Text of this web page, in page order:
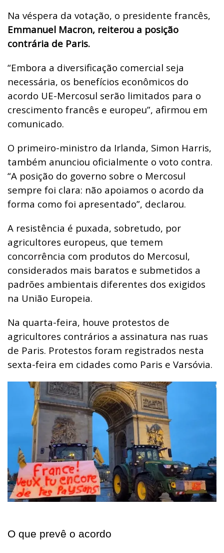
Na véspera da votação, o presidente francês,
Emmanuel Macron, reiterou a posição
contrária de Paris.
“Embora a diversificação comercial seja
necessária, os benefícios econômicos do
acordo UE-Mercosul serão limitados para o
crescimento francês e europeu”, afirmou em
comunicado.
O primeiro-ministro da Irlanda, Simon Harris,
também anunciou oficialmente o voto contra.
“A posição do governo sobre o Mercosul
sempre foi clara: não apoiamos o acordo da
forma como foi apresentado”, declarou.
A resistência é puxada, sobretudo, por
agricultores europeus, que temem
concorrência com produtos do Mercosul,
considerados mais baratos e submetidos a
padrões ambientais diferentes dos exigidos
na União Europeia.
Na quarta-feira, houve protestos de
agricultores contrários a assinatura nas ruas
de Paris. Protestos foram registrados nesta
sexta-feira em cidades como Paris e Varsóvia.
O que prevê o acordo